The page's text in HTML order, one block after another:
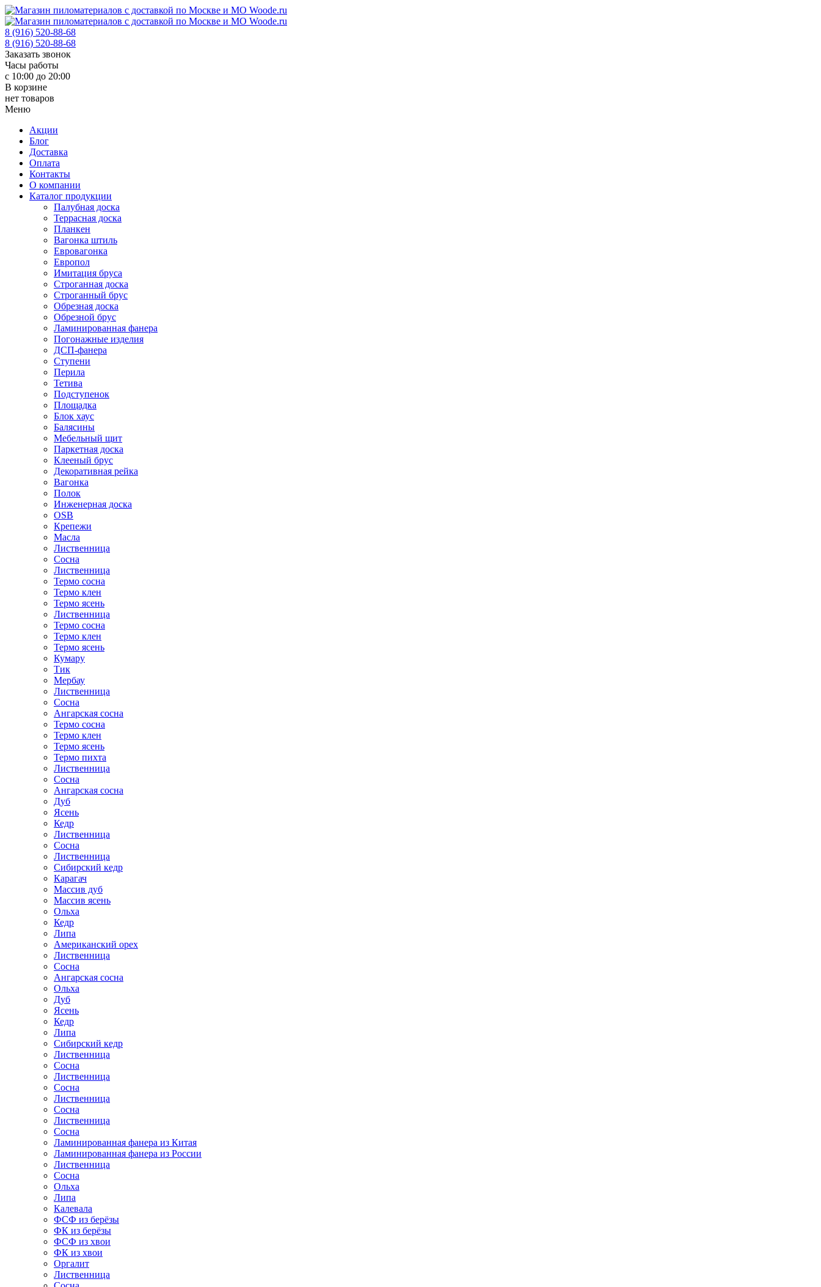
8 (916) 520-88-68
8 (916) 520-88-68
Заказать звонок
Часы работы
с 10:00 до 20:00
В корзине
нет товаров
Меню
Акции
Блог
Доставка
Оплата
Контакты
О компании
Каталог продукции
Палубная доска
Террасная доска
Планкен
Вагонка штиль
Евровагонка
Европол
Имитация бруса
Строганная доска
Строганный брус
Обрезная доска
Обрезной брус
Ламинированная фанера
Погонажные изделия
ДСП-фанера
Ступени
Перила
Тетива
Подступенок
Площадка
Блок хаус
Балясины
Мебельный щит
Паркетная доска
Клееный брус
Декоративная рейка
Вагонка
Полок
Инженерная доска
OSB
Крепежи
Масла
Лиственница
Сосна
Лиственница
Термо сосна
Термо клен
Термо ясень
Лиственница
Термо сосна
Термо клен
Термо ясень
Кумару
Тик
Мербау
Лиственница
Сосна
Ангарская сосна
Термо сосна
Термо клен
Термо ясень
Термо пихта
Лиственница
Сосна
Ангарская сосна
Дуб
Ясень
Кедр
Лиственница
Сосна
Лиственница
Сибирский кедр
Карагач
Массив дуб
Массив ясень
Ольха
Кедр
Липа
Американский орех
Лиственница
Сосна
Ангарская сосна
Ольха
Дуб
Ясень
Кедр
Липа
Сибирский кедр
Лиственница
Сосна
Лиственница
Сосна
Лиственница
Сосна
Лиственница
Сосна
Ламинированная фанера из Китая
Ламинированная фанера из России
Лиственница
Сосна
Ольха
Липа
Калевала
ФСФ из берёзы
ФК из берёзы
ФСФ из хвои
ФК из хвои
Оргалит
Лиственница